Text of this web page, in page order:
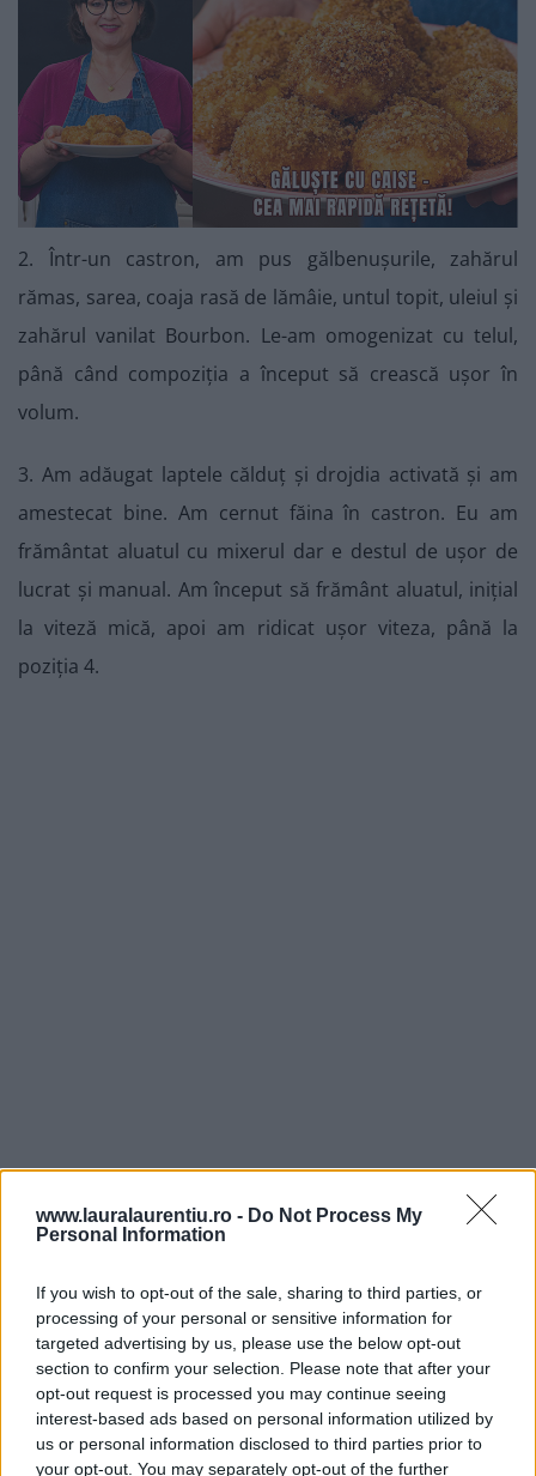
www.lauralaurentiu.ro - Do Not Process My
Personal Information
If you wish to opt-out of the sale, sharing to third parties, or
processing of your personal or sensitive information for
targeted advertising by us, please use the below opt-out
section to confirm your selection. Please note that after your
opt-out request is processed you may continue seeing
interest-based ads based on personal information utilized by
us or personal information disclosed to third parties prior to
your opt-out. You may separately opt-out of the further
2. Într-un castron, am pus gălbenușurile, zahărul
rămas, sarea, coaja rasă de lămâie, untul topit, uleiul și
zahărul vanilat Bourbon. Le-am omogenizat cu telul,
până când compoziția a început să crească ușor în
volum.
3. Am adăugat laptele călduț și drojdia activată și am
amestecat bine. Am cernut făina în castron. Eu am
frământat aluatul cu mixerul dar e destul de ușor de
lucrat și manual. Am început să frământ aluatul, inițial
la viteză mică, apoi am ridicat ușor viteza, până la
poziția 4.